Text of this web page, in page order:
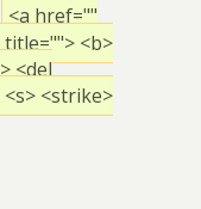
<a href=""
<b>
<del
<strike>